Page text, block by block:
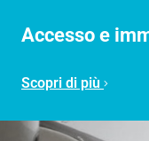
Accesso e
Scopri di più